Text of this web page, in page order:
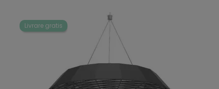
Livrare gratis